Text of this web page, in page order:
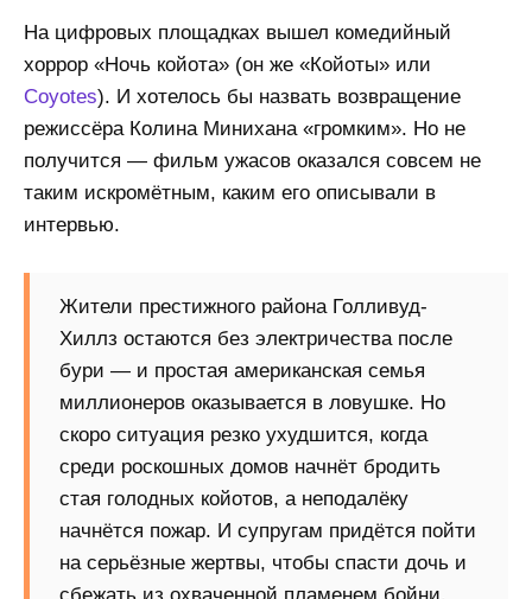
На цифровых площадках вышел комедийный
хоррор «Ночь койота» (он же «Койоты» или
Coyotes). И хотелось бы назвать возвращение
режиссёра Колина Минихана «громким». Но не
получится — фильм ужасов оказался совсем не
таким искромётным, каким его описывали в
интервью.
Жители престижного района Голливуд-
Хиллз остаются без электричества после
бури — и простая американская семья
миллионеров оказывается в ловушке. Но
скоро ситуация резко ухудшится, когда
среди роскошных домов начнёт бродить
стая голодных койотов, а неподалёку
начнётся пожар. И супругам придётся пойти
на серьёзные жертвы, чтобы спасти дочь и